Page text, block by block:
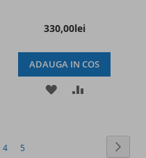
330,00lei
ADAUGA IN COS
ADAUGATI
Pagina
4 Pagina
5